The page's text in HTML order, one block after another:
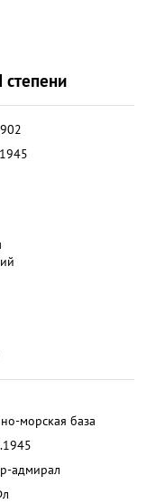
морская база
адмирал